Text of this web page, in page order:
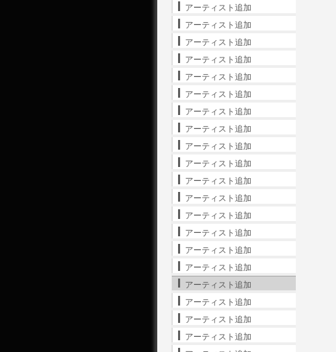
アーティスト追加
アーティスト追加
アーティスト追加
アーティスト追加
アーティスト追加
アーティスト追加
アーティスト追加
アーティスト追加
アーティスト追加
アーティスト追加
アーティスト追加
アーティスト追加
アーティスト追加
アーティスト追加
アーティスト追加
アーティスト追加
アーティスト追加
アーティスト追加
アーティスト追加
アーティスト追加